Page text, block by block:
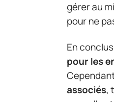
gérer au
pour ne
En
pour les
associés,